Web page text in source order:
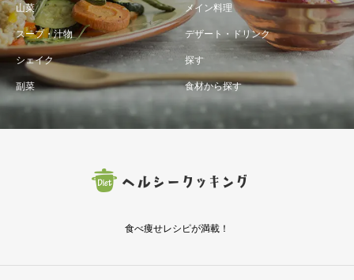
山菜 メイン料理
スープ・汁物 デザート・ドリンク
シェイク 探す
副菜 食材から探す
食べ痩せレシピが満載！